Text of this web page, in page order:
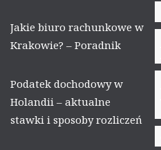
Jakie biuro rachunkowe w
Krakowie? – Poradnik
Podatek dochodowy w
Holandii – aktualne
stawki i sposoby rozliczeń